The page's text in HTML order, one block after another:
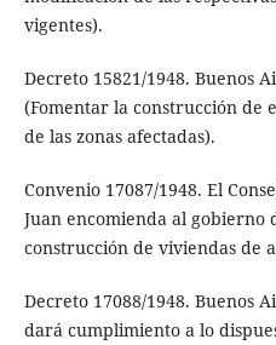
vigentes).
Decreto 15821/1948. Buenos
(Fomentar la construcción de
de las zonas afectadas).
Convenio 17087/1948. El
Juan encomienda al gobierno
construcción de viviendas de
Decreto 17088/1948. Buenos
dará cumplimiento a lo